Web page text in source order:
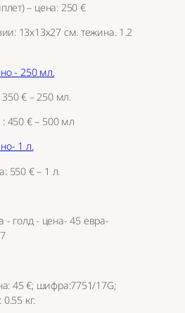
– цена: 250 €
13х13х27 см. тежина. 1.2
€ – 250 мл.
450 € – 500 мл
550 € – 1 л.
45 €; шифра:7751/17G;
кг.